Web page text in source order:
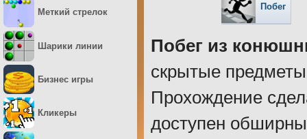
Побег
Побег из
скрытые
Прохождение
доступен
Меткий стрелок
Шарики линии
Бизнес игры
Кликеры